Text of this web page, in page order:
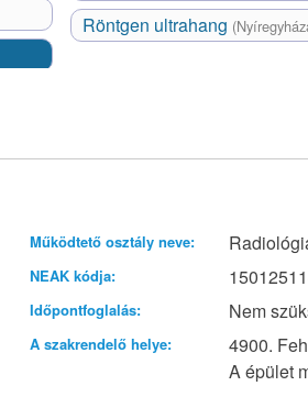
Röntgen ultrahang
Működtető osztály neve:
NEAK kódja:
Időpontfoglalás: Nem
A szakrendelő helye:
4900.
A épület